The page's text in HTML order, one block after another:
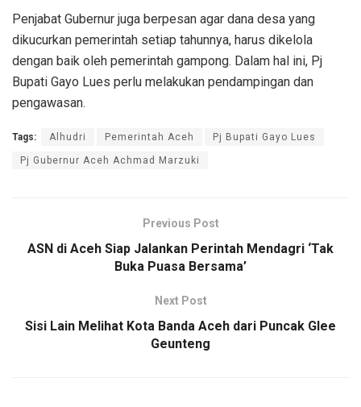
Penjabat Gubernur juga berpesan agar dana desa yang
dikucurkan pemerintah setiap tahunnya, harus dikelola
dengan baik oleh pemerintah gampong. Dalam hal ini, Pj
Bupati Gayo Lues perlu melakukan pendampingan dan
pengawasan.
Tags: Alhudri Pemerintah Aceh Pj Bupati Gayo Lues
Pj Gubernur Aceh Achmad Marzuki
Previous Post
ASN di Aceh Siap Jalankan Perintah Mendagri ‘Tak
Buka Puasa Bersama’
Next Post
Sisi Lain Melihat Kota Banda Aceh dari Puncak Glee
Geunteng